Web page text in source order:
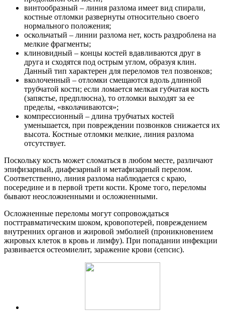
винтообразный – линия разлома имеет вид спирали,
костные отломки развернуты относительно своего
нормального положения;
оскольчатый – линии разлома нет, кость раздроблена на
мелкие фрагменты;
клиновидный – концы костей вдавливаются друг в
друга и сходятся под острым углом, образуя клин.
Данный тип характерен для переломов тел позвонков;
вколоченный – отломки смещаются вдоль длинной
трубчатой кости; если ломается мелкая губчатая кость
(запястье, предплюсна), то отломки выходят за ее
пределы, «вколачиваются»;
компрессионный – длина трубчатых костей
уменьшается, при повреждении позвонков снижается их
высота. Костные отломки мелкие, линия разлома
отсутствует.
Поскольку кость может сломаться в любом месте, различают
эпифизарный, диафезарный и метафизарный перелом.
Соответственно, линия разлома наблюдается с краю,
посередине и в первой трети кости. Кроме того, переломы
бывают неосложненными и осложненными.
Осложненные переломы могут сопровождаться
посттравматическим шоком, кровопотерей, повреждением
внутренних органов и жировой эмболией (проникновением
жировых клеток в кровь и лимфу). При попадании инфекции
развивается остеомиелит, заражение крови (сепсис).